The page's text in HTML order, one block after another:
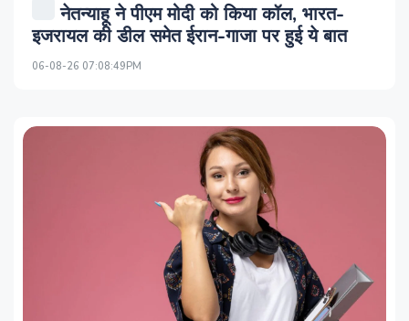
नेतन्याहू ने पीएम मोदी को किया कॉल, भारत-
इजरायल की डील समेत ईरान-गाजा पर हुई ये बात
06-08-26 07:08:49PM